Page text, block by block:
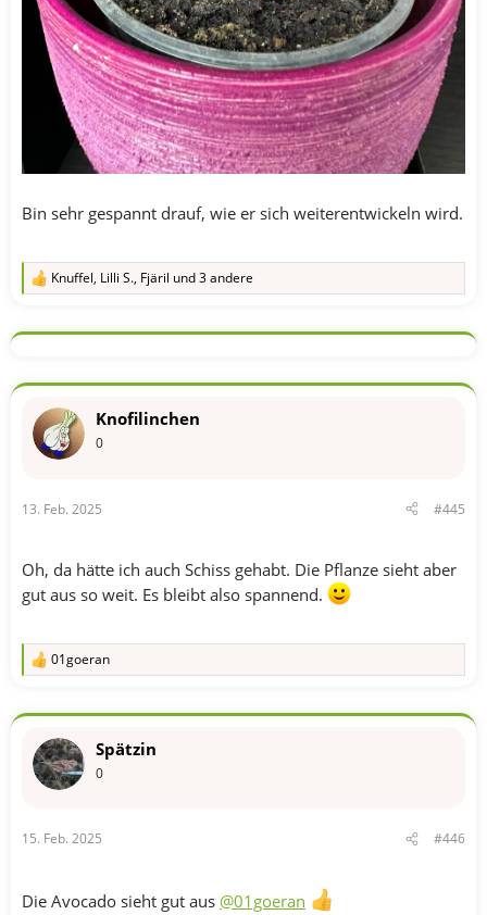
Bin sehr gespannt drauf, wie er sich weiterentwickeln wird.
R
k
o
e
n
Knuffel, Lilli S., Fjäril und 3 andere
Knofilinchen
0
13. Feb. 2025 #445
Oh, da hätte ich auch Schiss gehabt. Die Pflanze sieht aber
gut aus so weit. Es bleibt also spannend.
R
k
o
:
01goeran
Spätzin
0
15. Feb. 2025 #446
Die Avocado sieht gut aus @01goeran